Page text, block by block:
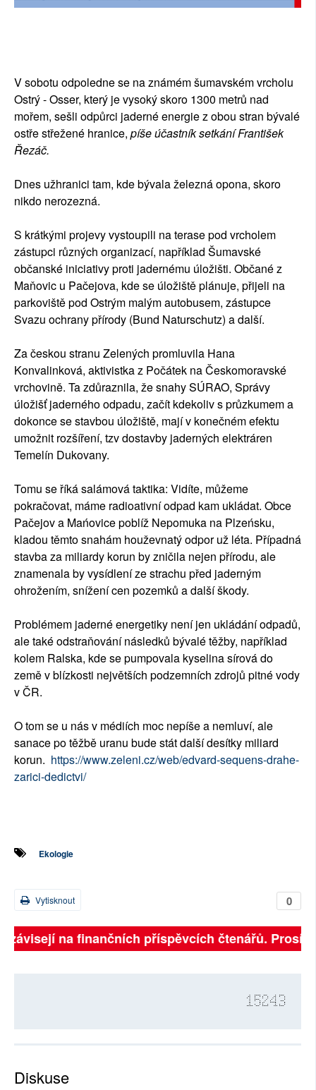
PLNÁ VERZE STRÁNEK
V sobotu odpoledne se na známém šumavském vrcholu
Ostrý - Osser, který je vysoký skoro 1300 metrů nad
mořem, sešli odpůrci jaderné energie z obou stran bývalé
ostře střežené hranice, píše účastník setkání František
Řezáč.
Dnes užhranici tam, kde bývala železná opona, skoro
nikdo nerozezná.
S krátkými projevy vystoupili na terase pod vrcholem
zástupci různých organizací, například Šumavské
občanské iniciativy proti jadernému úložišti. Občané z
Maňovic u Pačejova, kde se úložiště plánuje, přijeli na
parkoviště pod Ostrým malým autobusem, zástupce
Svazu ochrany přírody (Bund Naturschutz) a další.
Za českou stranu Zelených promluvila Hana
Konvalinková, aktivistka z Počátek na Českomoravské
vrchovině. Ta zdůraznila, že snahy SÚRAO, Správy
úložišť jaderného odpadu, začít kdekoliv s průzkumem a
dokonce se stavbou úložiště, mají v konečném efektu
umožnit rozšíření, tzv dostavby jaderných elektráren
Temelín Dukovany.
Tomu se říká salámová taktika: Vidíte, můžeme
pokračovat, máme radioativní odpad kam ukládat. Obce
Pačejov a Mańovice poblíž Nepomuka na Plzeńsku,
kladou těmto snahám houževnatý odpor už léta. Případná
stavba za miliardy korun by zničila nejen přírodu, ale
znamenala by vysídlení ze strachu před jaderným
ohrožením, snížení cen pozemků a další škody.
Problémem jaderné energetiky není jen ukládání odpadů,
ale také odstraňování následků bývalé těžby, například
kolem Ralska, kde se pumpovala kyselina sírová do
země v blízkosti největších podzemních zdrojů pitné vody
v ČR.
O tom se u nás v médiích moc nepíše a nemluví, ale
sanace po těžbě uranu bude stát další desítky miliard
korun. https://www.zeleni.cz/web/edvard-sequens-drahe-
zarici-dedictvi/
Ekologie
0
Vytisknout
na finančních příspěvcích čtenářů.
15243
Diskuse